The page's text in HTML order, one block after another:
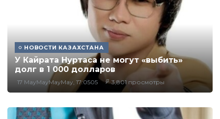
НОВОСТИ КАЗАХСТАНА
У Кайрата Нуртаса не могут «выбить»
долг в 1 000 долларов
17 MayMayMayMay, 17:0505 3,801 просмотры